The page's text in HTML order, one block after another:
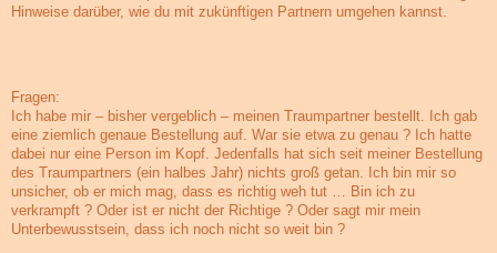
Hinweise darüber, wie du mit zukünftigen Partnern umgehen kannst.
Fragen:
Ich habe mir – bisher vergeblich – meinen Traumpartner bestellt. Ich gab
eine ziemlich genaue Bestellung auf. War sie etwa zu genau ? Ich hatte
dabei nur eine Person im Kopf. Jedenfalls hat sich seit meiner Bestellung
des Traumpartners (ein halbes Jahr) nichts groß getan. Ich bin mir so
unsicher, ob er mich mag, dass es richtig weh tut … Bin ich zu
verkrampft ? Oder ist er nicht der Richtige ? Oder sagt mir mein
Unterbewusstsein, dass ich noch nicht so weit bin ?